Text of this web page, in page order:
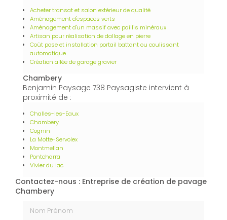
Acheter transat et salon extérieur de qualité
Aménagement d'espaces verts
Aménagement d'un massif avec paillis minéraux
Artisan pour réalisation de dallage en pierre
Coût pose et installation portail battant ou coulissant
automatique
Création allée de garage gravier
Chambery
Benjamin Paysage 738 Paysagiste intervient à
proximité de :
Challes-les-Eaux
Chambery
Cognin
La Motte-Servolex
Montmelian
Pontcharra
Vivier du lac
Contactez-nous : Entreprise de création de pavage
Chambery